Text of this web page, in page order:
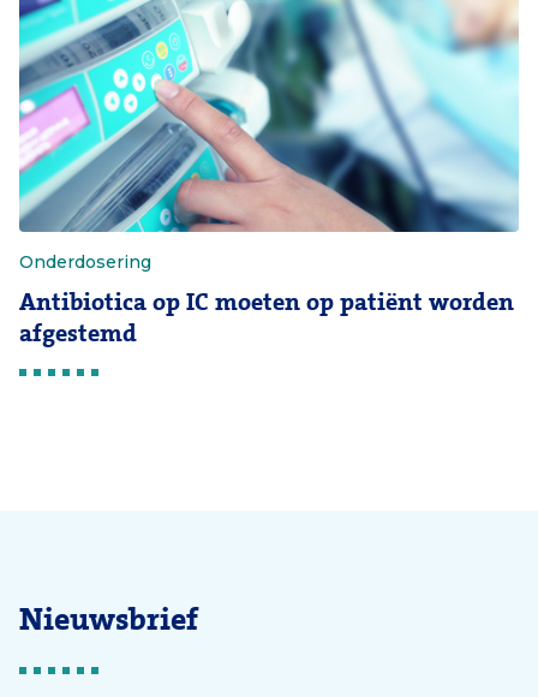
Onderdosering
Antibiotica op IC moeten op patiënt worden
afgestemd
Nieuwsbrief